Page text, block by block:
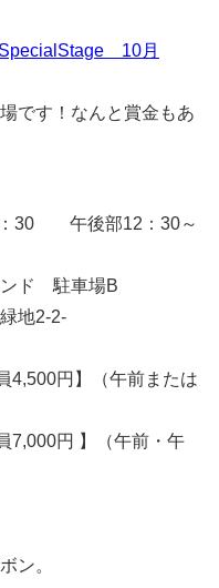
10月
す！なんと賞金もあ
30 午後部12：30～
ンド 駐車場B
2-2-
4,500円】（午前または
円 】（午前・午
ン。